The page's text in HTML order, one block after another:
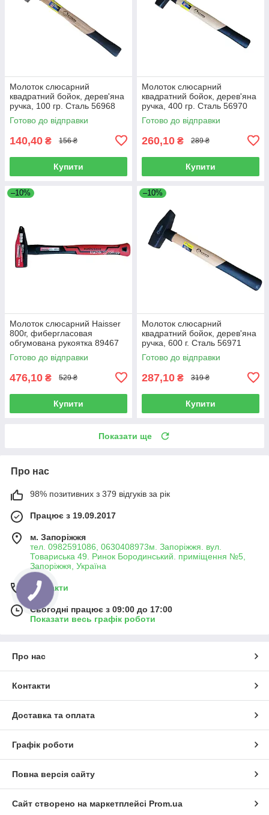
Молоток слюсарний
квадратний бойок, дерев'яна
ручка, 100 гр. Сталь 56968
(44024)
Готово до відправки
140,40 ₴ 156 ₴
Купити
Молоток слюсарний
квадратний бойок, дерев'яна
ручка, 400 гр. Сталь 56970
(44026)
Готово до відправки
260,10 ₴ 289 ₴
Купити
–10%
Молоток слюсарний Haisser
800г, фибергласовая
обгумована рукоятка 89467
(44087)
Готово до відправки
476,10 ₴ 529 ₴
Купити
–10%
Молоток слюсарний
квадратний бойок, дерев'яна
ручка, 600 г. Сталь 56971
(44027)
Готово до відправки
287,10 ₴ 319 ₴
Купити
Показати ще
Про нас
98% позитивних з 379 відгуків за рік
Працює з 19.09.2017
м. Запоріжжя
тел. 0982591086, 0630408973м. Запоріжжя. вул.
Товариська 49. Ринок Бородинський. приміщення №5,
Запоріжжя, Україна
Контакти
Сьогодні працює з 09:00 до 17:00
Показати весь графік роботи
Про нас
Контакти
Доставка та оплата
Графік роботи
Повна версія сайту
Сайт створено на маркетплейсі Prom.ua